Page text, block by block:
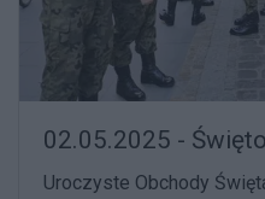
02.05.2025 -
Uroczyste Obchody